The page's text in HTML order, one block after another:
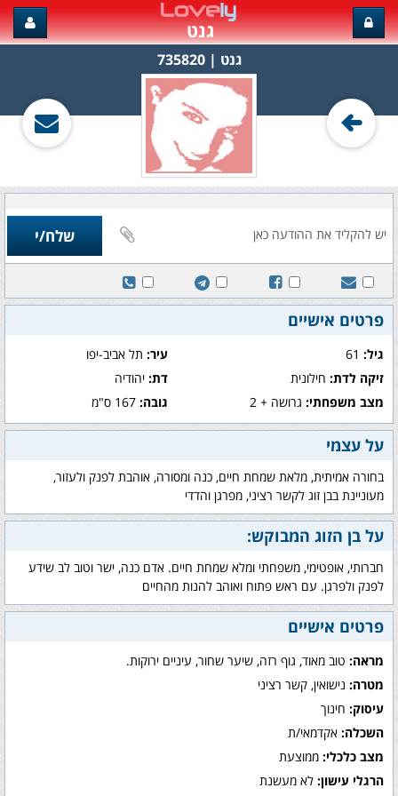
גנט
גנט‏ | 735820
פרטים אישיים
גיל: עיר:תל אביב-יפו
זיקה לדת: חילונית דת:יהודיה
מצב משפחתי: גרושה + 2 גובה:167 ס"מ
על עצמי
בחורה אמיתית, מלאת שמחת חיים, כנה ומסורה, אוהבת לפנק ולעזור,
מעוניינת בבן זוג לקשר רציני, מפרגן והדדי
על בן הזוג המבוקש:
חברותי, אופטימי, משפחתי ומלא שמחת חיים. אדם כנה, ישר וטוב לב שידע
לפנק ולפרגן. עם ראש פתוח ואוהב להנות מהחיים
פרטים אישיים
מראה: טוב מאוד, גוף רזה, שיער שחור, עיניים ירוקות.
מטרה: נישואין, קשר רציני
עיסוק: חינוך
השכלה: אקדמאי/ת
מצב כלכלי: ממוצעת
הרגלי עישון: לא מעשנת